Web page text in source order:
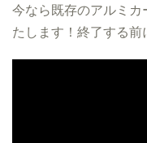
今なら既存のアルミ
たします！終了する前